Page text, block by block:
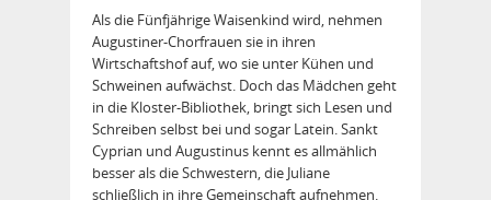
Als die Fünfjährige Waisenkind wird, nehmen
Augustiner-Chorfrauen sie in ihren
Wirtschaftshof auf, wo sie unter Kühen und
Schweinen aufwächst. Doch das Mädchen geht
in die Kloster-Bibliothek, bringt sich Lesen und
Schreiben selbst bei und sogar Latein. Sankt
Cyprian und Augustinus kennt es allmählich
besser als die Schwestern, die Juliane
schließlich in ihre Gemeinschaft aufnehmen.